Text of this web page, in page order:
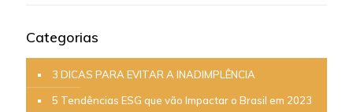
Categorias
3 DICAS PARA EVITAR A INADIMPLÊNCIA
5 Tendências ESG que vão Impactar o Brasil em 2023